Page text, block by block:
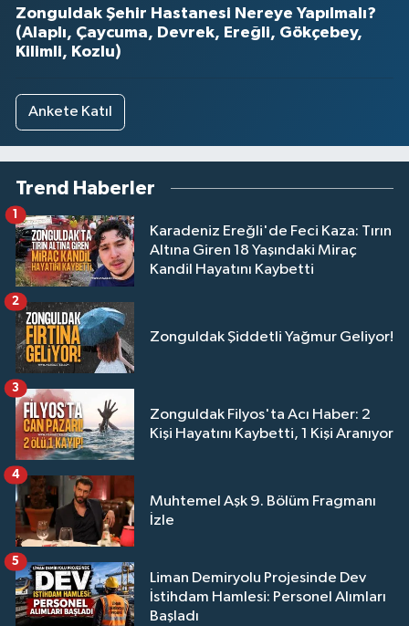
Zonguldak Şehir Hastanesi Nereye Yapılmalı?
(Alaplı, Çaycuma, Devrek, Ereğli, Gökçebey,
Kilimli, Kozlu)
Ankete Katıl
Trend Haberler
Karadeniz Ereğli'de Feci Kaza: Tırın
Altına Giren 18 Yaşındaki Miraç
Kandil Hayatını Kaybetti
1
Zonguldak Şiddetli Yağmur Geliyor!
2
Zonguldak Filyos'ta Acı Haber: 2
Kişi Hayatını Kaybetti, 1 Kişi Aranıyor
3
Muhtemel Aşk 9. Bölüm Fragmanı
İzle
4
Liman Demiryolu Projesinde Dev
İstihdam Hamlesi: Personel Alımları
Başladı
5